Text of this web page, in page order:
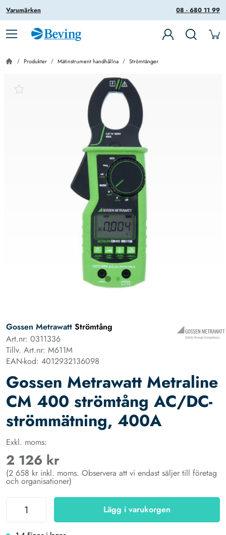
08 - 680 11 99
Varumärken
Produkter Mätinstrument handhållna Strömtänger
Gossen Metrawatt Strömtång
Art.nr: 0311336
Tillv. Art.nr: M611M
EAN-kod: 4012932136098
Gossen Metrawatt Metraline
CM 400 strömtång AC/DC-
strömmätning, 400A
Exkl. moms:
2 126 kr
(2 658 kr inkl. moms. Observera att vi endast säljer till företag
och organisationer)
Lägg i varukorgen